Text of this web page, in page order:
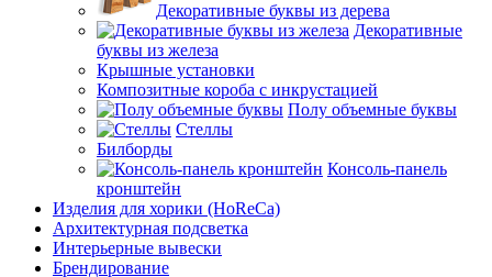
Декоративные буквы из дерева
Декоративные
буквы из железа
Крышные установки
Композитные короба с инкрустацией
Полу объемные буквы
Стеллы
Билборды
Консоль-панель
кронштейн
Изделия для хорики (HoReCa)
Архитектурная подсветка
Интерьерные вывески
Брендирование